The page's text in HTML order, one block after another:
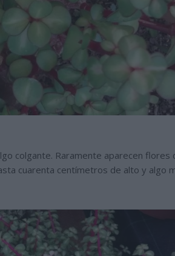
colgante. Raramente aparecen flores
cuarenta centímetros de alto y algo